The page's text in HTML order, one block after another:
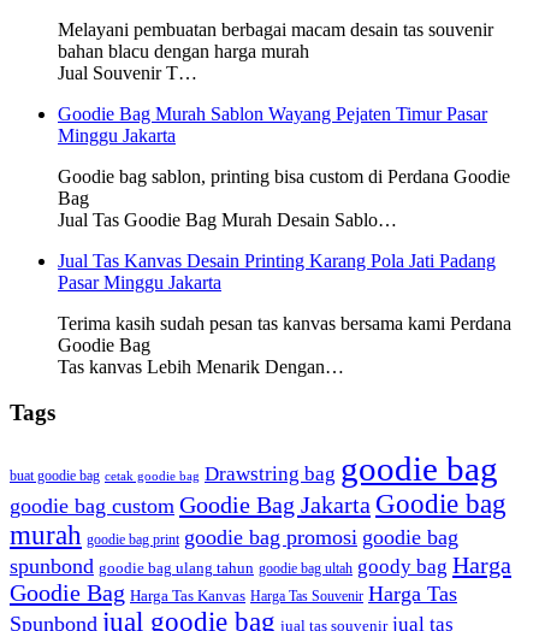
Melayani pembuatan berbagai macam desain tas souvenir
bahan blacu dengan harga murah
Jual Souvenir T…
Goodie Bag Murah Sablon Wayang Pejaten Timur Pasar
Minggu Jakarta
Goodie bag sablon, printing bisa custom di Perdana Goodie
Bag
Jual Tas Goodie Bag Murah Desain Sablo…
Jual Tas Kanvas Desain Printing Karang Pola Jati Padang
Pasar Minggu Jakarta
Terima kasih sudah pesan tas kanvas bersama kami Perdana
Goodie Bag
Tas kanvas Lebih Menarik Dengan…
Tags
buat goodie bag cetak goodie bag Drawstring bag goodie bag
goodie bag custom Goodie Bag Jakarta Goodie bag
murah goodie bag print goodie bag promosi goodie bag
spunbond goodie bag ulang tahun goodie bag ultah goody bag Harga
Goodie Bag Harga Tas Kanvas Harga Tas Souvenir Harga Tas
Spunbond jual goodie bag jual tas souvenir jual tas